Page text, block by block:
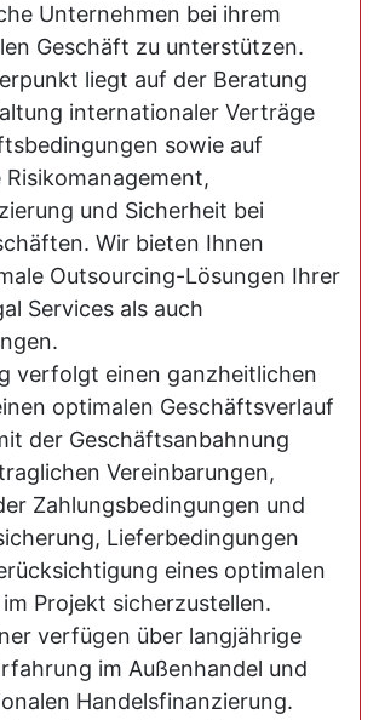
Unternehmen bei ihrem
Geschäft zu unterstützen.
liegt auf der Beratung
internationaler Verträge
sowie auf
und Sicherheit bei
Wir bieten Ihnen
Outsourcing-Lösungen Ihrer
Services als auch
verfolgt einen ganzheitlichen
optimalen Geschäftsverlauf
der Geschäftsanbahnung
Vereinbarungen,
Zahlungsbedingungen und
Lieferbedingungen
eines optimalen
Projekt sicherzustellen.
verfügen über langjährige
im Außenhandel und
Handelsfinanzierung.